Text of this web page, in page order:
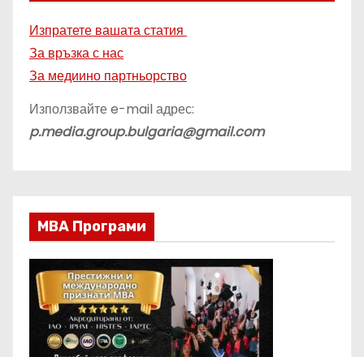
Изпратете вашата статия
За връзка с нас
За медиино партньорство
Използвайте e-mail адрес:
p.media.group.bulgaria@gmail.com
МВА Програми